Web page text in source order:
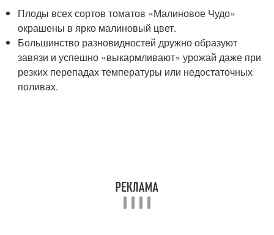
Плоды всех сортов томатов «Малиновое Чудо»
окрашены в ярко малиновый цвет.
Большинство разновидностей дружно образуют
завязи и успешно «выкармливают» урожай даже при
резких перепадах температуры или недостаточных
поливах.